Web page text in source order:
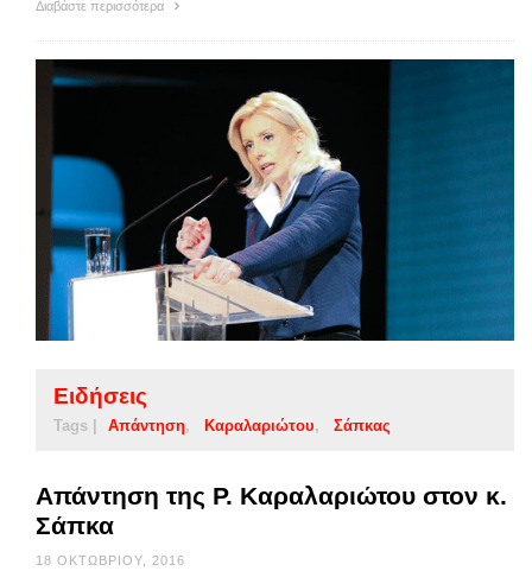
Διαβάστε περισσότερα
Ειδήσεις
Tags | Απάντηση Καραλαριώτου Σάπκας
Απάντηση της Ρ. Καραλαριώτου στον κ.
Σάπκα
18 ΟΚΤΩΒΡΊΟΥ, 2016